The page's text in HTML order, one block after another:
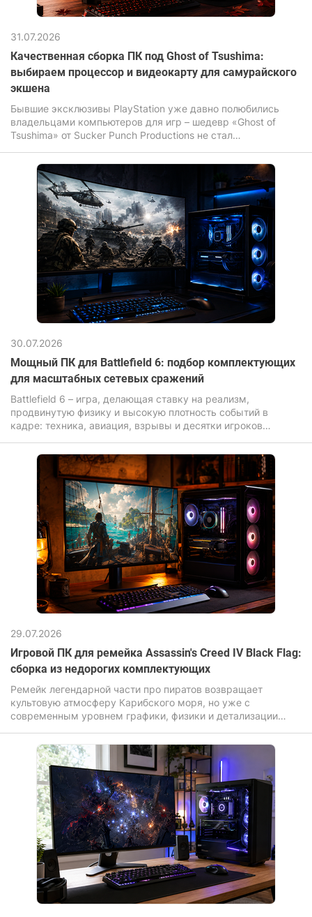
31.07.2026
Качественная сборка ПК под Ghost of Tsushima:
выбираем процессор и видеокарту для самурайского
экшена
Бывшие эксклюзивы PlayStation уже давно полюбились
владельцами компьютеров для игр – шедевр «Ghost of
Tsushima» от Sucker Punch Productions не стал
полями, летящими по ветру листьями сакуры и
неимоверной кинематографичностью динамичных
поединков на катанах.
30.07.2026
Мощный ПК для Battlefield 6: подбор комплектующих
для масштабных сетевых сражений
Battlefield 6 – игра, делающая ставку на реализм,
продвинутую физику и высокую плотность событий в
кадре: техника, авиация, взрывы и десятки игроков
сильнее, чем большинство современных новинок.
29.07.2026
Игровой ПК для ремейка Assassin's Creed IV Black Flag:
сборка из недорогих комплектующих
Ремейк легендарной части про пиратов возвращает
культовую атмосферу Карибского моря, но уже с
современным уровнем графики, физики и детализации
свободу, то обновленная версия Assassin's Creed Black Flag
Resynced усиливает визуальную составляющую:
переработанные текстуры, улучшенное освещение,
реалистичная вода и более «живой» открытый мир. Игра
перенесена на продвинутый движок Anvil с поддержкой
иллюминирования и трассировки лучей.